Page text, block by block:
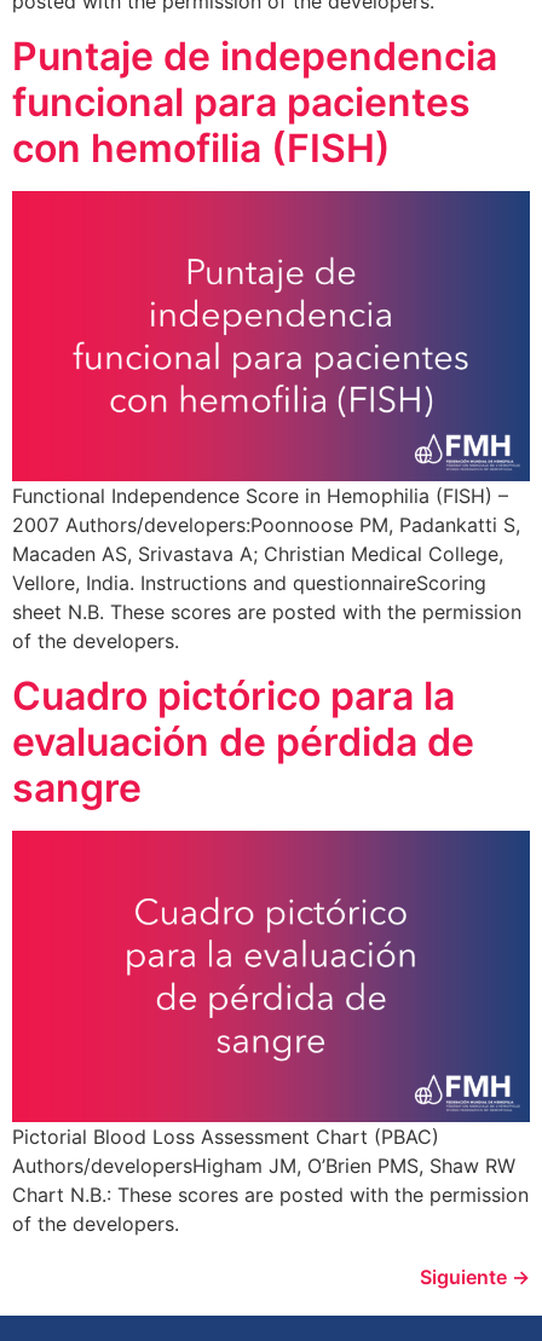
Puntaje de independencia
funcional para pacientes
con hemofilia (FISH)
Functional Independence Score in Hemophilia (FISH) –
2007 Authors/developers:Poonnoose PM, Padankatti S,
Macaden AS, Srivastava A; Christian Medical College,
Vellore, India. Instructions and questionnaireScoring
sheet N.B. These scores are posted with the permission
of the developers.
Cuadro pictórico para la
evaluación de pérdida de
sangre
Pictorial Blood Loss Assessment Chart (PBAC)
Authors/developersHigham JM, O’Brien PMS, Shaw RW
Chart N.B.: These scores are posted with the permission
of the developers.
Siguiente →